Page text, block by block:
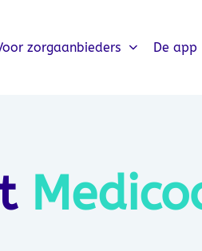
zorgaanbieders De app